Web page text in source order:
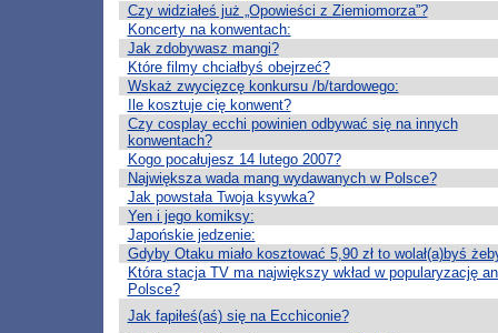
Czy widziałeś już „Opowieści z Ziemiomorza”?
Koncerty na konwentach:
Jak zdobywasz mangi?
Które filmy chciałbyś obejrzeć?
Wskaż zwycięzcę konkursu /b/tardowego:
Ile kosztuje cię konwent?
Czy cosplay ecchi powinien odbywać się na innych
konwentach?
Kogo pocałujesz 14 lutego 2007?
Największa wada mang wydawanych w Polsce?
Jak powstała Twoja ksywka?
Yen i jego komiksy:
Japońskie jedzenie:
Gdyby Otaku miało kosztować 5,90 zł to wolał(a)byś
Która stacja TV ma największy wkład w popularyzację
Polsce?
Jak fapiłeś(aś) się na Ecchiconie?